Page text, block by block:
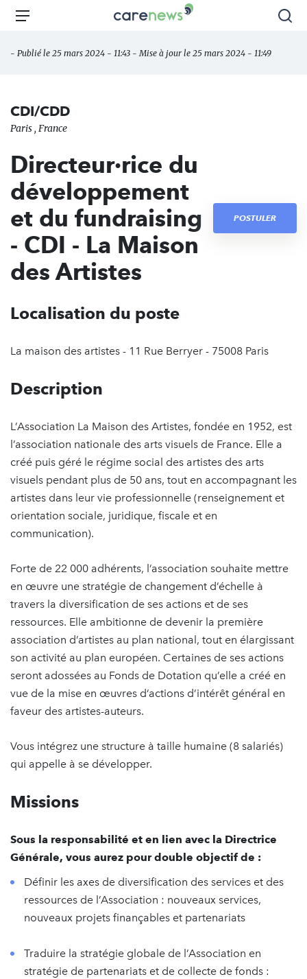
Aller
principal
Carenews,
des
Menu
- Publié le 25 mars 2024 - 11:43 - Mise à jour le 25 mars 2024 - 11:49
CDI/CDD
Paris , France
Directeur·rice du
développement
et du fundraising
- CDI - La Maison
des Artistes
POSTULER
Localisation du poste
La maison des artistes - 11 Rue Berryer - 75008 Paris
Description
L’Association La Maison des Artistes, fondée en 1952, est
l’association nationale des arts visuels de France. Elle a
créé puis géré le régime social des artistes des arts
visuels pendant plus de 50 ans, tout en accompagnant les
artistes dans leur vie professionnelle (renseignement et
orientation sociale, juridique, fiscale et en
communication).
Forte de 22 000 adhérents, l’association souhaite mettre
en œuvre une stratégie de changement d’échelle à
travers la diversification de ses actions et de ses
ressources. Elle ambitionne de devenir la première
association d’artistes au plan national, tout en élargissant
son activité au plan européen. Certaines de ses actions
seront adossées au Fonds de Dotation qu’elle a créé en
vue de la mise en œuvres d’actions d’intérêt général en
faveur des artistes-auteurs.
Vous intégrez une structure à taille humaine (8 salariés)
qui appelle à se développer.
Missions
Sous la responsabilité et en lien avec la Directrice
Générale, vous aurez pour double objectif de :
Définir les axes de diversification des services et des
ressources de l’Association : nouveaux services,
nouveaux projets finançables et partenariats
Traduire la stratégie globale de l’Association en
stratégie de partenariats et de collecte de fonds :